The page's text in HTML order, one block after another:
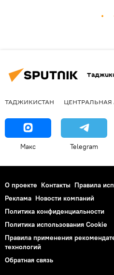
ТАДЖИКИСТАН ЦЕНТРАЛЬНАЯ
Макс Telegram
О проекте Контакты Правила
Реклама Новости компаний
Политика конфиденциальности
Политика использования Cookie
Правила применения
технологий
Обратная связь